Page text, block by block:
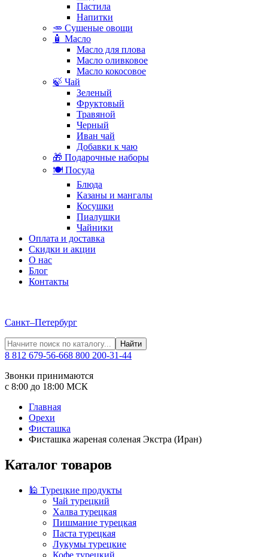
Пастила
Напитки
🥕 Сушеные овощи
🧴 Масло
Масло для плова
Масло оливковое
Масло кокосовое
🍃 Чай
Зеленый
Фруктовый
Травяной
Черный
Иван чай
Добавки к чаю
🎁 Подарочные наборы
🍽️ Посуда
Блюда
Казаны и мангалы
Косушки
Пиалушки
Чайники
Оплата и доставка
Скидки и акции
О нас
Блог
Контакты
Санкт–Петербург
Найти
8 812 679-56-668 800 200-31-44
Звонки принимаются
с 8:00 до 18:00 МСК
Главная
Орехи
Фисташка
Фисташка жареная соленая Экстра (Иран)
Каталог товаров
🕌 Турецкие продукты
Чай турецкий
Халва турецкая
Пишмание турецкая
Паста турецкая
Лукумы турецкие
Кофе турецкий